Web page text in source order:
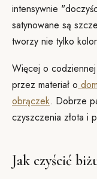
intensywnie
satynowane są
tworzy nie tylko
Więcej o
przez materiał o
obrączek. Dobrze
czyszczenia złota i
Jak czyścić